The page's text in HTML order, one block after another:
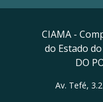
CIAMA -
do Estado
DO
Av. Tefé,